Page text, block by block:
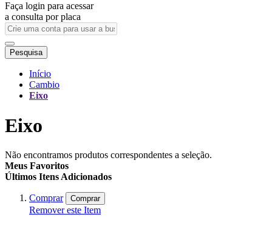
Faça login para acessar
a consulta por placa
Pesquisa
Início
Cambio
Eixo
Eixo
Não encontramos produtos correspondentes a seleção.
Meus Favoritos
Últimos Itens Adicionados
Comprar Comprar
Remover este Item